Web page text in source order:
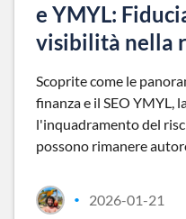
e YMYL:
visibilità nella
Scoprite come le
finanza e il SEO YMYL,
l'inquadramento del
possono rimanere
• 2026-01-21